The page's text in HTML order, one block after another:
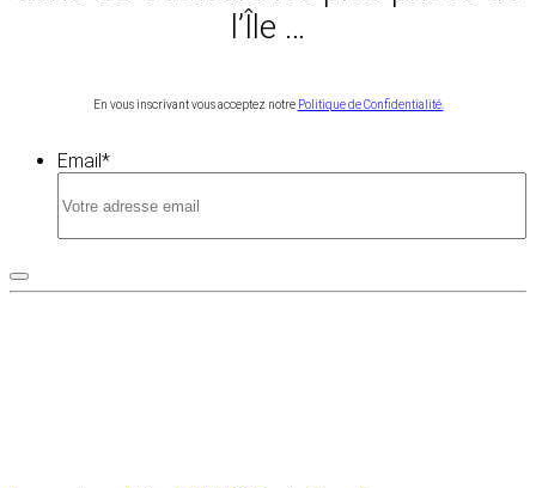
l’Île …
En vous inscrivant vous acceptez notre Politique de Confidentialité.
Email*